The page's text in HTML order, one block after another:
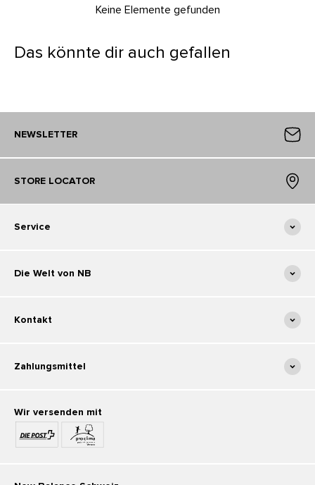
Keine Elemente gefunden
Das könnte dir auch gefallen
NEWSLETTER
STORE LOCATOR
Service
Die Welt von NB
Kontakt
Wir versenden mit
Zahlungsmittel